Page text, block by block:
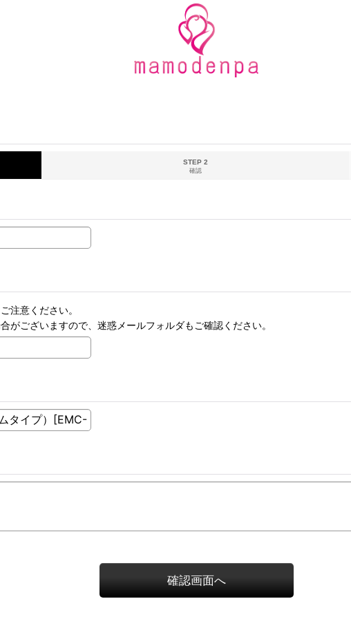
STEP 2
確認
注意ください。
がございますので、迷惑メールフォルダもご確認ください。
確認画面へ